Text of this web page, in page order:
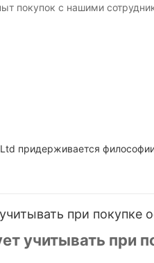
покупок с нашими
придерживается
при покупке
учитывать при